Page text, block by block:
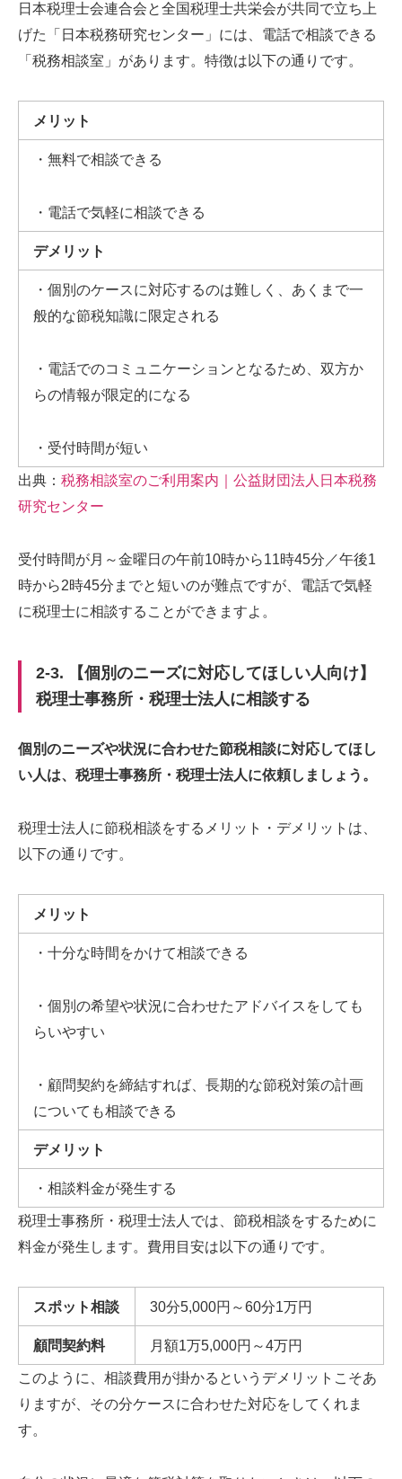
日本税理士会連合会と全国税理士共栄会が共同で立ち上
げた「日本税務研究センター」には、電話で相談できる
「税務相談室」があります。特徴は以下の通りです。
メリット
・無料で相談できる
・電話で気軽に相談できる
デメリット
・個別のケースに対応するのは難しく、あくまで一
般的な節税知識に限定される
・電話でのコミュニケーションとなるため、双方か
らの情報が限定的になる
・受付時間が短い
出典： 税務相談室のご利用案内｜公益財団法人日本税務
研究センター
受付時間が月～金曜日の午前10時から11時45分／午後1
時から2時45分までと短いのが難点ですが、電話で気軽
に税理士に相談することができますよ。
2-3. 【個別のニーズに対応してほしい人向け】
税理士事務所・税理士法人に相談する
個別のニーズや状況に合わせた節税相談に対応してほし
い人は、税理士事務所・税理士法人に依頼しましょう。
税理士法人に節税相談をするメリット・デメリットは、
以下の通りです。
メリット
・十分な時間をかけて相談できる
・個別の希望や状況に合わせたアドバイスをしても
らいやすい
・顧問契約を締結すれば、長期的な節税対策の計画
についても相談できる
デメリット
・相談料金が発生する
税理士事務所・税理士法人では、節税相談をするために
料金が発生します。費用目安は以下の通りです。
スポット相談 30分5,000円～60分1万円
顧問契約料 月額1万5,000円～4万円
このように、相談費用が掛かるというデメリットこそあ
りますが、その分ケースに合わせた対応をしてくれま
す。